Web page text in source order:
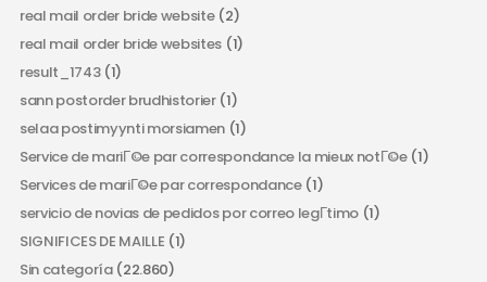
real mail order bride website(2)
real mail order bride websites (1)
result_1743(1)
sann postorder brudhistorier(1)
selaa postimyynti morsiamen (1)
Service de mariГ©e par correspondance la mieux notГ©e(1)
Services de mariГ©e par correspondance(1)
servicio de novias de pedidos por correo legГ­timo(1)
SIGNIFICES DE MAILLE (1)
Sin categoría(22.860)